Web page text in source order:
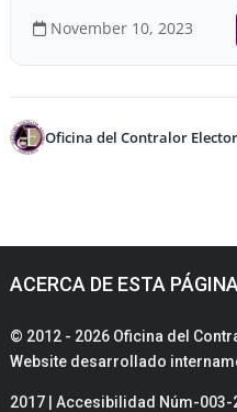
November 10, 2023
Oficina del Contralor
ACERCA DE ESTA PÁGINA
© 2012 - 2026 Oficina del
Website desarrollado
2017 | Accesibilidad Núm-003-